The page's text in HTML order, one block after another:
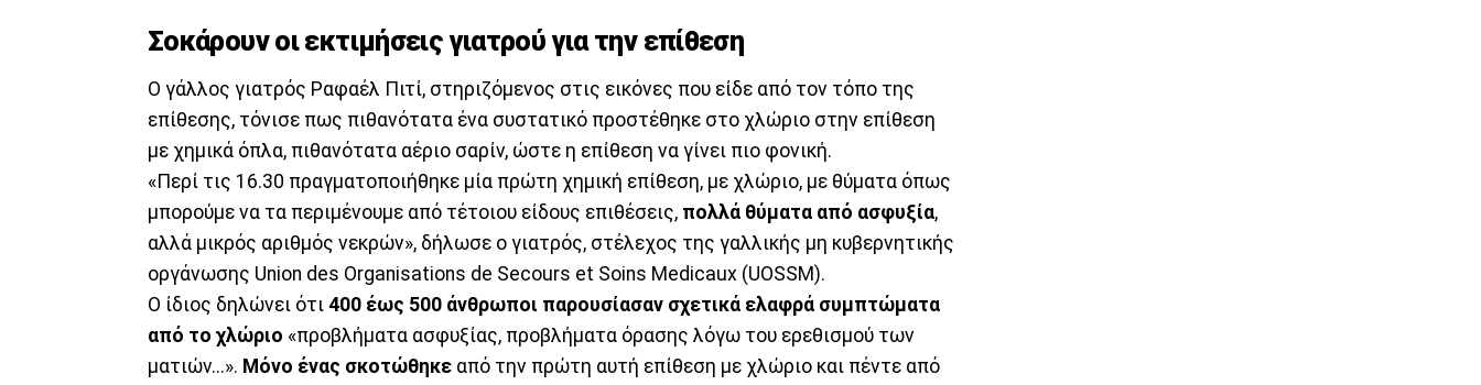
Σοκάρουν οι εκτιμήσεις γιατρού για την επίθεση
Ο γάλλος γιατρός Ραφαέλ Πιτί, στηριζόμενος στις εικόνες που είδε από τον τόπο της
επίθεσης, τόνισε πως πιθανότατα ένα συστατικό προστέθηκε στο χλώριο στην επίθεση
με χημικά όπλα, πιθανότατα αέριο σαρίν, ώστε η επίθεση να γίνει πιο φονική.
«Περί τις 16.30 πραγματοποιήθηκε μία πρώτη χημική επίθεση, με χλώριο, με θύματα όπως
μπορούμε να τα περιμένουμε από τέτοιου είδους επιθέσεις, πολλά θύματα από ασφυξία,
αλλά μικρός αριθμός νεκρών», δήλωσε ο γιατρός, στέλεχος της γαλλικής μη κυβερνητικής
οργάνωσης Union des Organisations de Secours et Soins Medicaux (UOSSM).
Ο ίδιος δηλώνει ότι 400 έως 500 άνθρωποι παρουσίασαν σχετικά ελαφρά συμπτώματα
από το χλώριο «προβλήματα ασφυξίας, προβλήματα όρασης λόγω του ερεθισμού των
ματιών...». Μόνο ένας σκοτώθηκε από την πρώτη αυτή επίθεση με χλώριο και πέντε από